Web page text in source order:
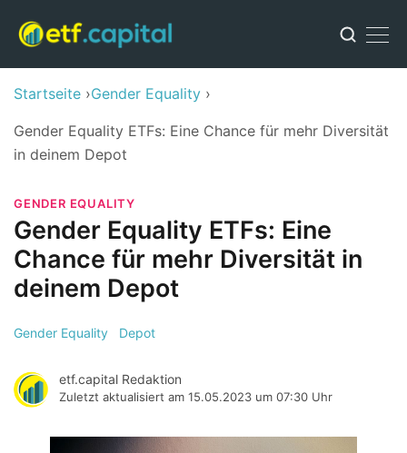
Startseite Gender Equality
Gender Equality ETFs: Eine Chance für mehr Diversität
in deinem Depot
GENDER EQUALITY
Gender Equality ETFs: Eine
Chance für mehr Diversität in
deinem Depot
Gender Equality Depot
etf.capital Redaktion
Zuletzt aktualisiert am 15.05.2023 um 07:30 Uhr